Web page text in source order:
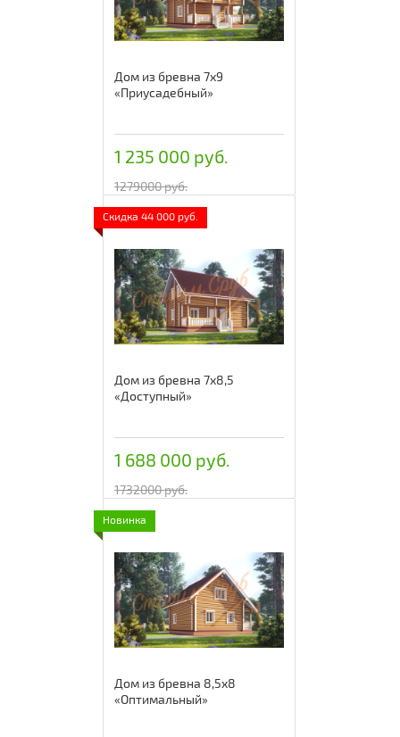
Дом из бревна 7х9
«Приусадебный»
1 235 000 руб.
1279000 руб.
Скидка 44 000 руб.
Дом из бревна 7х8,5
«Доступный»
1 688 000 руб.
1732000 руб.
Новинка
Дом из бревна 8,5х8
«Оптимальный»